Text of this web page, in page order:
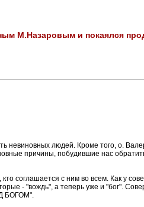
М.Назаровым и покаялся
невиновных людей. Кроме того, о.
причины, побудившие нас
соглашается с ним во всем. Как у
- "вождь", а теперь уже и "бог".
БОГОМ".